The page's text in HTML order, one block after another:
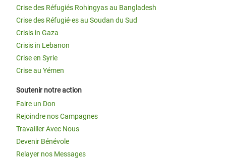
Crise des Réfugiés Rohingyas au Bangladesh
Crise des Réfugié·es au Soudan du Sud
Crisis in Gaza
Crisis in Lebanon
Crise en Syrie
Crise au Yémen
Soutenir notre action
Faire un Don
Rejoindre nos Campagnes
Travailler Avec Nous
Devenir Bénévole
Relayer nos Messages